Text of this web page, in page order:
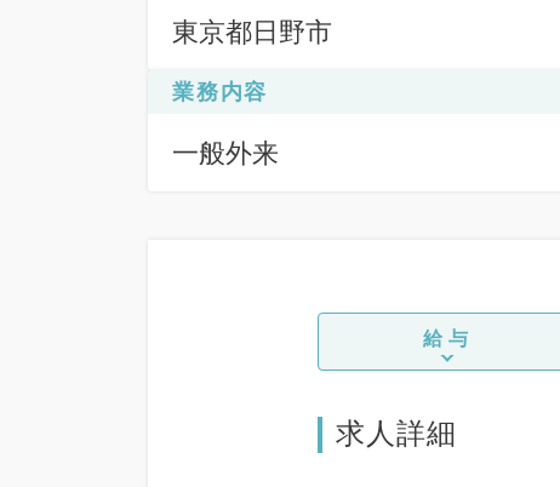
東京都日野市
業務内容
一般外来
給与
求人詳細